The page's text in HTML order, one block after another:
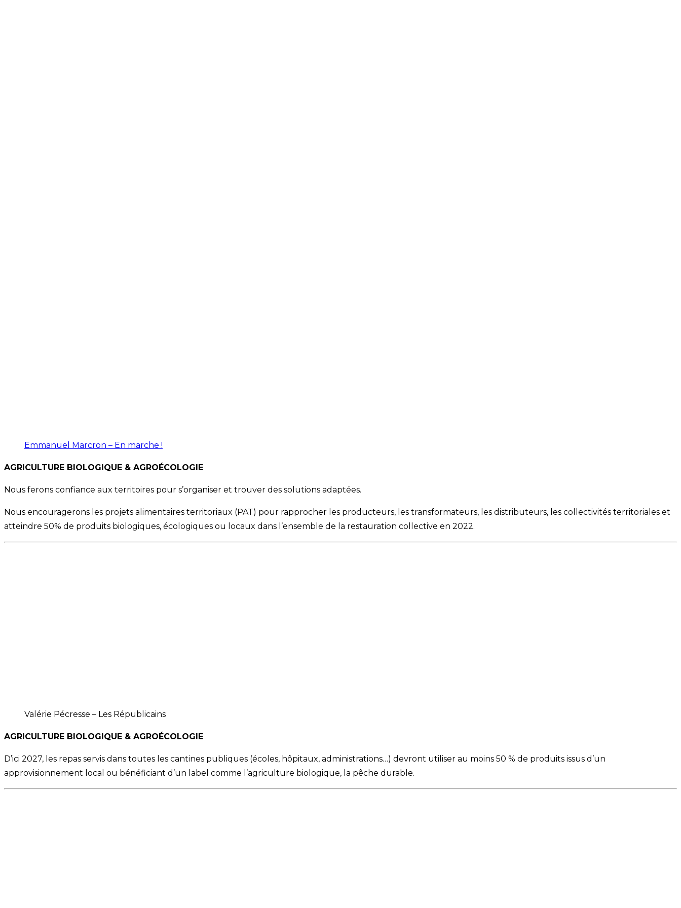
Emmanuel Marcron – En marche !
AGRICULTURE BIOLOGIQUE & AGROÉCOLOGIE
Nous ferons confiance aux territoires pour s’organiser et trouver des solutions adaptées.
Nous encouragerons les projets alimentaires territoriaux (PAT) pour rapprocher les producteurs, les transformateurs, les distributeurs, les collectivités territoriales et
atteindre 50% de produits biologiques, écologiques ou locaux dans l’ensemble de la restauration collective en 2022.
Valérie Pécresse – Les Républicains
AGRICULTURE BIOLOGIQUE & AGROÉCOLOGIE
D’ici 2027, les repas servis dans toutes les cantines publiques (écoles, hôpitaux, administrations…) devront utiliser au moins 50 % de produits issus d’un
approvisionnement local ou bénéficiant d’un label comme l’agriculture biologique, la pêche durable.